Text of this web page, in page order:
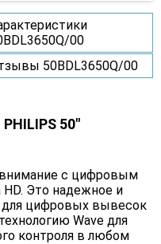
00
50BDL3650Q/00
50"
с цифровым
HD. Это надежное и
для цифровых вывесок
Wave для
контроля в любом